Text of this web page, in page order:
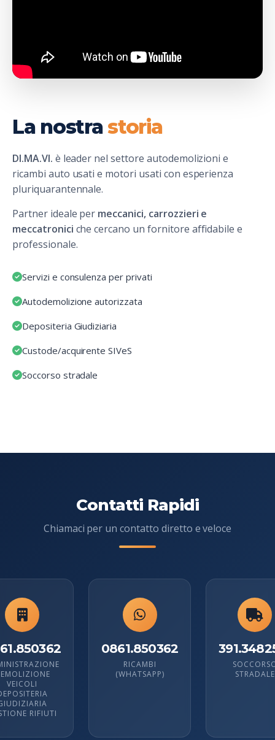
La nostrastoria
DI.MA.VI. è leader nel settore autodemolizioni e
ricambi auto usati e motori usati con esperienza
pluriquarantennale.
Partner ideale per meccanici, carrozzieri e
meccatronici che cercano un fornitore affidabile e
professionale.
Servizi e consulenza per privati
Autodemolizione autorizzata
Depositeria Giudiziaria
Custode/acquirente SIVeS
Soccorso stradale
Contatti Rapidi
Chiamaci per un contatto diretto e veloce
VEICOLI
RIFIUTI
0861.850362
RICAMBI
(WHATSAPP)
STRADALE